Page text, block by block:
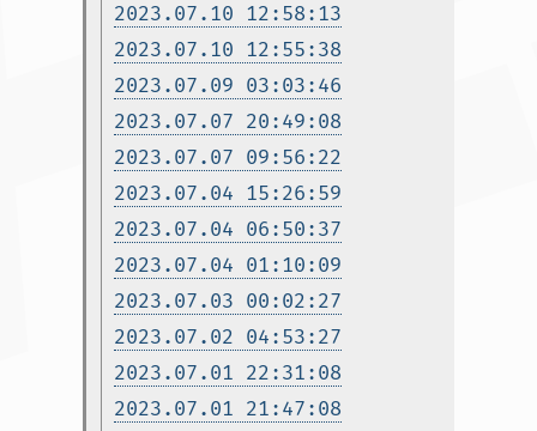
2023.07.10 12:58:13
2023.07.10 12:55:38
2023.07.09 03:03:46
2023.07.07 20:49:08
2023.07.07 09:56:22
2023.07.04 15:26:59
2023.07.04 06:50:37
2023.07.04 01:10:09
2023.07.03 00:02:27
2023.07.02 04:53:27
2023.07.01 22:31:08
2023.07.01 21:47:08